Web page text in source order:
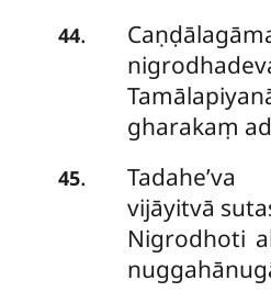
44.
gharakaṃ
45.
vijāyitvā
Nigrodhoti